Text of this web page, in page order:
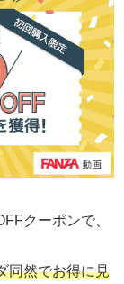
クーポンで、
同然でお得に見